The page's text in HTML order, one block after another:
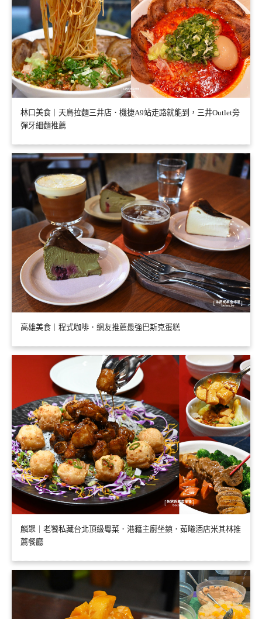
林口美食｜天鳥拉麵三井店．機捷A9站走路就能到，三井Outlet旁
彈牙細麵推薦
高雄美食｜程式咖啡．網友推薦最強巴斯克蛋糕
麟聚｜老饕私藏台北頂級粵菜．港籍主廚坐鎮．茹曦酒店米其林推
薦餐廳